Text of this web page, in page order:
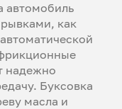
автомобиль
как
надежно
Буксовка
масла и